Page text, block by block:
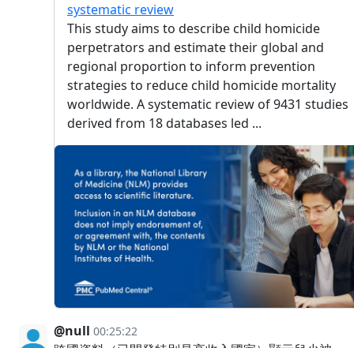
systematic review
This study aims to describe child homicide
perpetrators and estimate their global and
regional proportion to inform prevention
strategies to reduce child homicide mortality
worldwide. A systematic review of 9431 studies
derived from 18 databases led ...
@null 00:25:22